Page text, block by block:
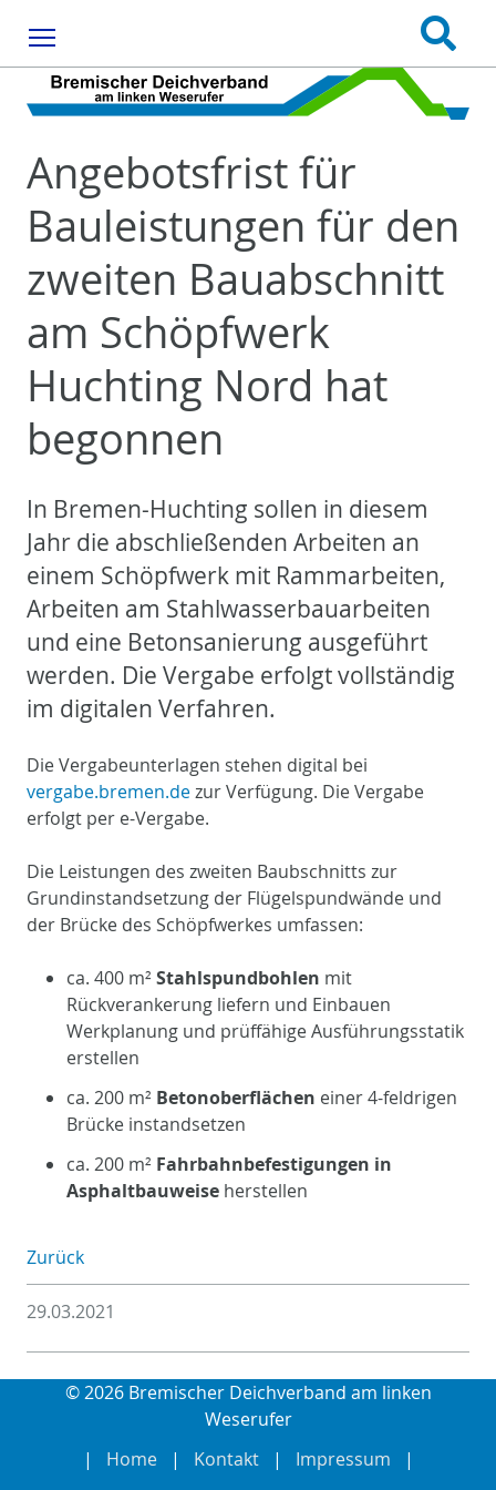
Angebotsfrist für
Bauleistungen für den
zweiten Bauabschnitt
am Schöpfwerk
Huchting Nord hat
begonnen
In Bremen-Huchting sollen in diesem
Jahr die abschließenden Arbeiten an
einem Schöpfwerk mit Rammarbeiten,
Arbeiten am Stahlwasserbauarbeiten
und eine Betonsanierung ausgeführt
werden. Die Vergabe erfolgt vollständig
im digitalen Verfahren.
Die Vergabeunterlagen stehen digital bei
vergabe.bremen.dezur Verfügung. Die Vergabe
erfolgt per e-Vergabe.
Die Leistungen des zweiten Baubschnitts zur
Grundinstandsetzung der Flügelspundwände und
der Brücke des Schöpfwerkes umfassen:
ca. 400 m² Stahlspundbohlen mit
Rückverankerung liefern und Einbauen
Werkplanung und prüffähige Ausführungsstatik
erstellen
ca. 200 m² Betonoberflächen einer 4-feldrigen
Brücke instandsetzen
ca. 200 m² Fahrbahnbefestigungen in
Asphaltbauweise herstellen
Zurück
29.03.2021
© 2026 Bremischer Deichverband am linken
Weserufer
Home
Kontakt Impressum